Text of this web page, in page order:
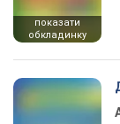
показати
обкладинку